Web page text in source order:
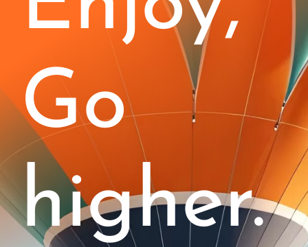
Blog
Jobs
Entreprise
Contact
Go
higher.